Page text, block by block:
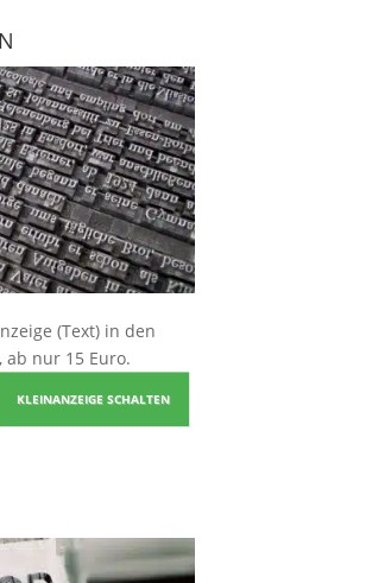
(Text) in den
nur 15 Euro.
KLEINANZEIGE SCHALTEN